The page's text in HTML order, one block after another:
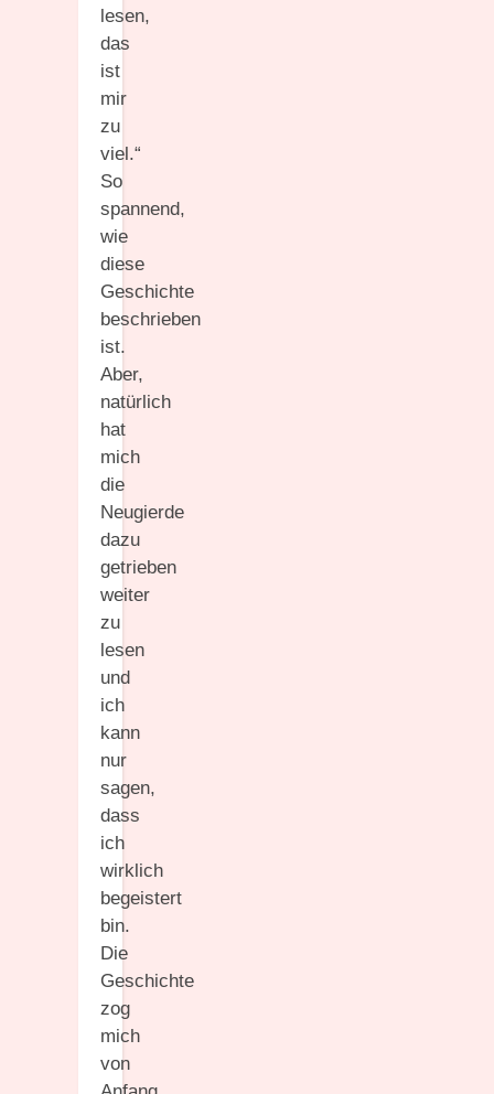
lesen,
das
ist
mir
zu
viel.“
So
spannend,
wie
diese
Geschichte
beschrieben
ist.
Aber,
natürlich
hat
mich
die
Neugierde
dazu
getrieben
weiter
zu
lesen
und
ich
kann
nur
sagen,
dass
ich
wirklich
begeistert
bin.
Die
Geschichte
zog
mich
von